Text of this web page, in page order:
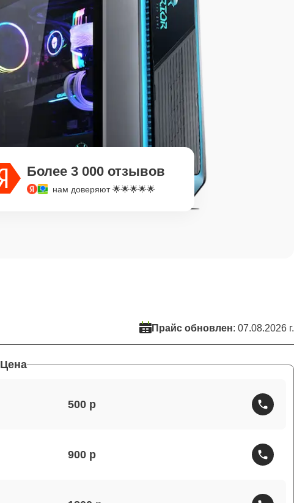
Более 3 000 отзывов
нам доверяют 🌟🌟🌟🌟🌟
Прайс обновлен: 07.08.2026 г.
Цена
500
900